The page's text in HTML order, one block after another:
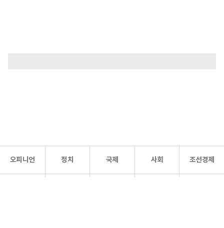
오피니언 정치 국제 사회 조선경제